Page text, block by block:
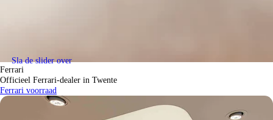
Ferrari
Officieel Ferrari-dealer in Twente
Ferrari voorraad
Sla de slider over